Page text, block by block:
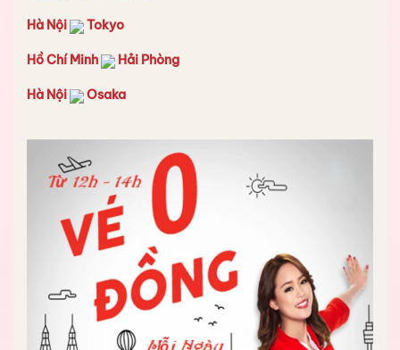
Hà Nội Tokyo
Hồ Chí Minh Hải Phòng
Hà Nội Osaka